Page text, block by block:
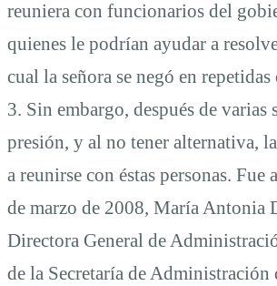
reuniera con funcionarios del
quienes le podrían ayudar a
cual la señora se negó en repetidas
3. Sin embargo, después de varias
presión, y al no tener alternativa,
a reunirse con éstas personas. Fue
de marzo de 2008, María Antonia
Directora General de
de la Secretaría de